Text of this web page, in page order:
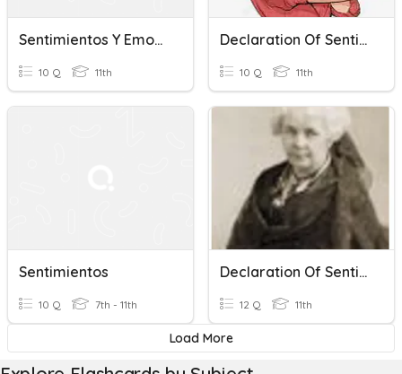
Sentimientos Y Emociones
10 Q 11th
Declaration Of Sentiments
10 Q 11th
Sentimientos
10 Q 7th - 11th
Declaration Of Sentiments
12 Q 11th
Load More